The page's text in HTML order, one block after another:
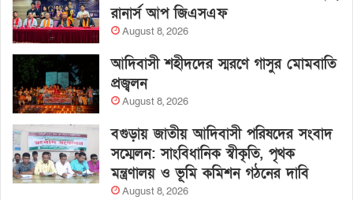
রানার্স আপ জিএসএফ
August 8, 2026
আদিবাসী শহীদদের স্মরণে গাসুর মোমবাতি
প্রজ্বলন
August 8, 2026
বগুড়ায় জাতীয় আদিবাসী পরিষদের সংবাদ
সম্মেলন: সাংবিধানিক স্বীকৃতি, পৃথক
মন্ত্রণালয় ও ভূমি কমিশন গঠনের দাবি
August 8, 2026